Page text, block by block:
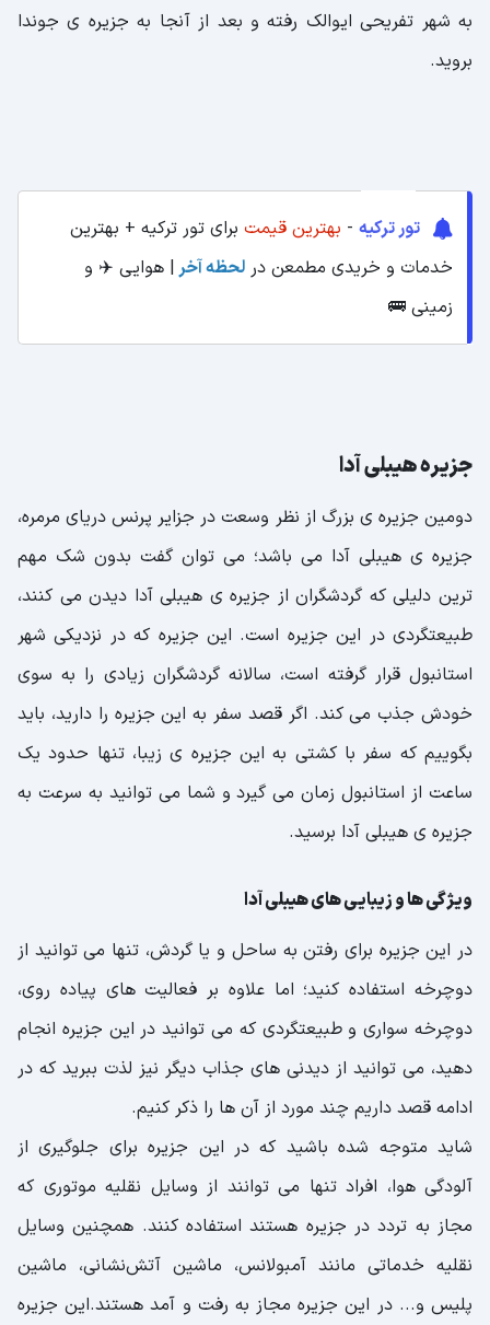
به شهر تفریحی ایوالک رفته و بعد از آنجا به جزیره ی جوندا
بروید.
تور ترکیه - بهترین قیمت برای تور ترکیه + بهترین
خدمات و خریدی مطمعن در لحظه آخر| هوایی ✈️ و
زمینی 🚌
جزیره هیبلی آدا
دومین جزیره ی بزرگ از نظر وسعت در جزایر پرنس دریای مرمره،
جزیره ی هیبلی آدا می باشد؛ می توان گفت بدون شک مهم
ترین دلیلی که گردشگران از جزیره ی هیبلی آدا دیدن می کنند،
طبیعتگردی در این جزیره است. این جزیره که در نزدیکی شهر
استانبول قرار گرفته است، سالانه گردشگران زیادی را به سوی
خودش جذب می کند. اگر قصد سفر به این جزیره را دارید، باید
بگوییم که سفر با کشتی به این جزیره ی زیبا، تنها حدود یک
ساعت از استانبول زمان می گیرد و شما می توانید به سرعت به
جزیره ی هیبلی آدا برسید.
ویژگی ها و زیبایی های هیبلی آدا
در این جزیره برای رفتن به ساحل و یا گردش، تنها می ‌توانید از
دوچرخه استفاده کنید؛ اما علاوه بر فعالیت های پیاده روی،
دوچرخه سواری و طبیعتگردی که می توانید در این جزیره انجام
دهید، می توانید از دیدنی های جذاب دیگر نیز لذت ببرید که در
ادامه قصد داریم چند مورد از آن ها را ذکر کنیم.
شاید متوجه شده باشید که در این جزیره برای جلوگیری از
آلودگی هوا، افراد تنها می توانند از وسایل نقلیه موتوری که
مجاز به تردد در جزیره هستند استفاده کنند. همچنین وسایل
نقلیه خدماتی مانند آمبولانس، ماشین آتش‌نشانی، ماشین
پلیس و... در این جزیره مجاز به رفت و آمد هستند.این جزیره